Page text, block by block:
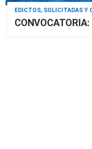
EDICTOS, SOLICITADAS Y